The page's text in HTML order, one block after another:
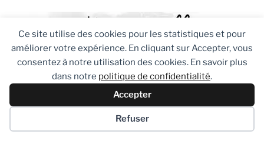
Ce site utilise des cookies pour les statistiques et pour
améliorer votre expérience. En cliquant sur Accepter, vous
consentez à notre utilisation des cookies. En savoir plus
dans notre politique de confidentialité.
Accepter
Refuser